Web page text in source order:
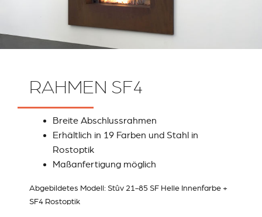
RAHMEN SF4
Breite Abschlussrahmen
Erhältlich in 19 Farben und Stahl in
Rostoptik
Maßanfertigung möglich
Abgebildetes Modell: Stûv 21-85 SF Helle Innenfarbe +
SF4 Rostoptik